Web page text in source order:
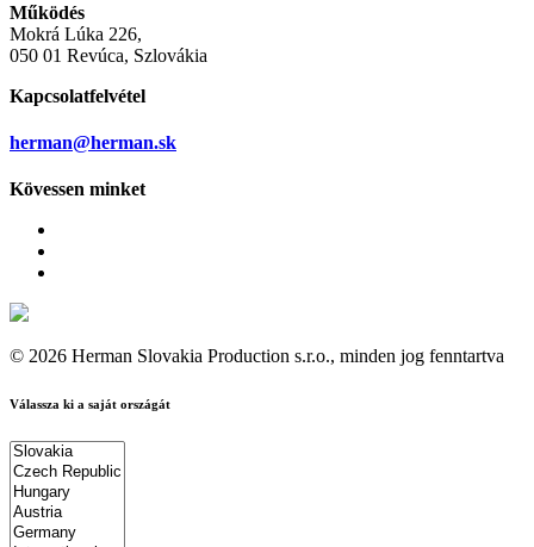
Működés
Mokrá Lúka 226,
050 01 Revúca, Szlovákia
Kapcsolatfelvétel
herman@herman.sk
Kövessen minket
© 2026 Herman Slovakia Production s.r.o., minden jog fenntartva
Válassza ki a saját országát